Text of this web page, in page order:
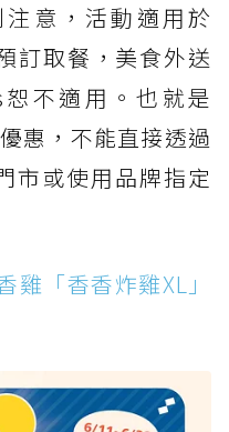
意，活動適用於
訂取餐，美食外送
不適用。也就是
惠，不能直接透過
市或使用品牌指定
「香香炸雞XL」